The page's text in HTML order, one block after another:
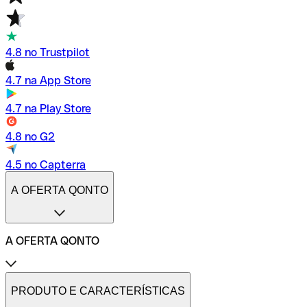
4.8 no Trustpilot
4.7 na App Store
4.7 na Play Store
4.8 no G2
4.5 no Capterra
A OFERTA QONTO
A OFERTA QONTO
Tarifas
Conta profissional online
PRODUTO E CARACTERÍSTICAS